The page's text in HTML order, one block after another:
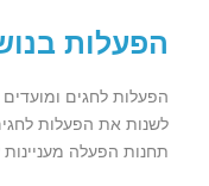
הפעלות
הפעלות לחגים
לשנות את הפעלות
תחנות הפעלה מעניינות